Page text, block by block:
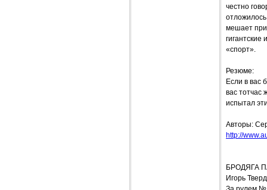
честно
мешает при
«спорт».
Резюме:
Если в вас
вас тотчас
испытал
Авторы:
http://
БРОДЯГА
Игорь